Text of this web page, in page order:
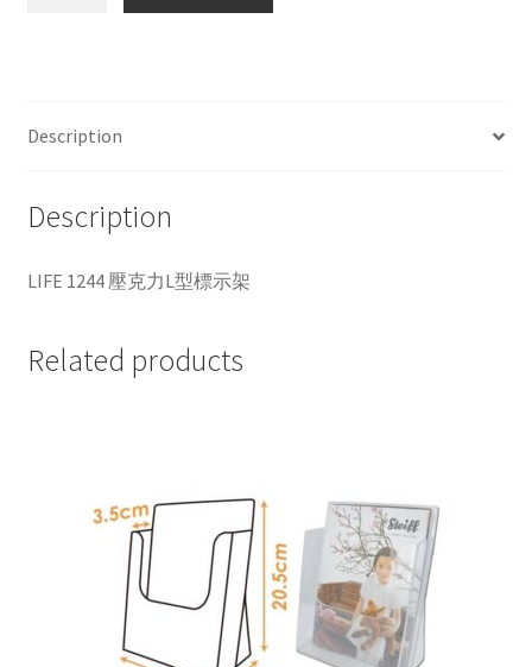
示
quantity
Description
Description
LIFE 1244 壓克力L型標示架
Related products